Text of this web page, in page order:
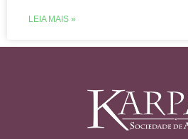
LEIA MAIS »